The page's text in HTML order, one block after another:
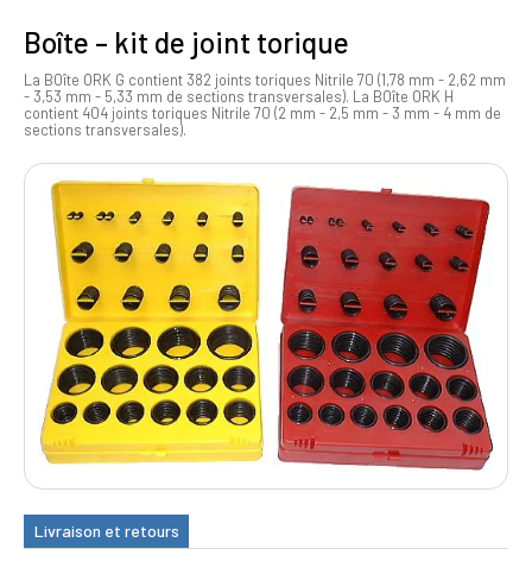
Boîte – kit de joint torique
La BOîte ORK G contient 382 joints toriques Nitrile 70 (1,78 mm - 2,62 mm
- 3,53 mm - 5,33 mm de sections transversales). La BOîte ORK H
contient 404 joints toriques Nitrile 70 (2 mm - 2,5 mm - 3 mm - 4 mm de
sections transversales).
Livraison et retours